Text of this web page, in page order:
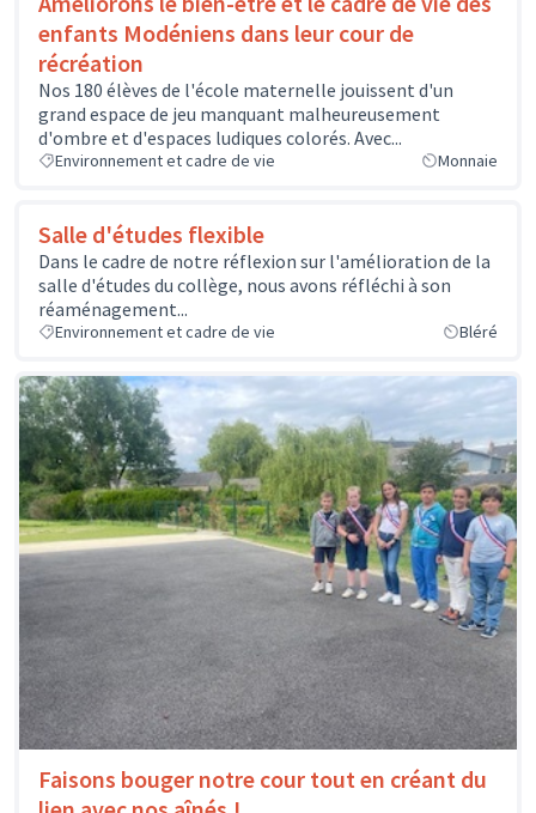
enfants Modéniens dans leur cour de
récréation
Nos 180 élèves de l'école maternelle jouissent d'un
grand espace de jeu manquant malheureusement
d'ombre et d'espaces ludiques colorés. Avec...
Environnement et cadre de vie Monnaie
Salle d'études flexible
Dans le cadre de notre réflexion sur l'amélioration de la
salle d'études du collège, nous avons réfléchi à son
réaménagement...
Environnement et cadre de vie Bléré
Faisons bouger notre cour tout en créant du